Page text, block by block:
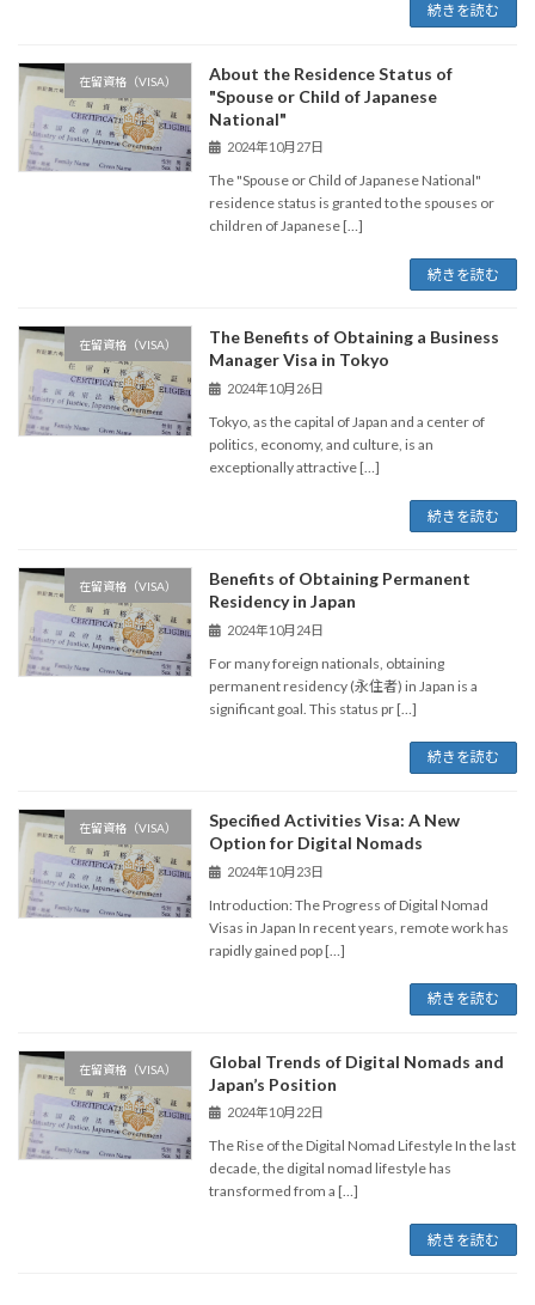
続きを読む
在留資格（VISA）
About the Residence Status of
"Spouse or Child of Japanese
National"
2024年10月27日
The "Spouse or Child of Japanese National"
residence status is granted to the spouses or
children of Japanese […]
続きを読む
在留資格（VISA）
The Benefits of Obtaining a Business
Manager Visa in Tokyo
2024年10月26日
Tokyo, as the capital of Japan and a center of
politics, economy, and culture, is an
exceptionally attractive […]
続きを読む
在留資格（VISA）
Benefits of Obtaining Permanent
Residency in Japan
2024年10月24日
For many foreign nationals, obtaining
permanent residency (永住者) in Japan is a
significant goal. This status pr […]
続きを読む
在留資格（VISA）
Specified Activities Visa: A New
Option for Digital Nomads
2024年10月23日
Introduction: The Progress of Digital Nomad
Visas in Japan In recent years, remote work has
rapidly gained pop […]
続きを読む
在留資格（VISA）
Global Trends of Digital Nomads and
Japan’s Position
2024年10月22日
The Rise of the Digital Nomad Lifestyle In the last
decade, the digital nomad lifestyle has
transformed from a […]
続きを読む